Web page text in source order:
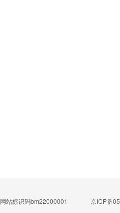
网站标识码bm22000001 京ICP备